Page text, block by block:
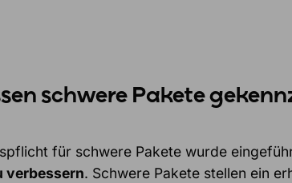
schwere Pakete
für schwere Pakete wurde
verbessern. Schwere Pakete stellen ein